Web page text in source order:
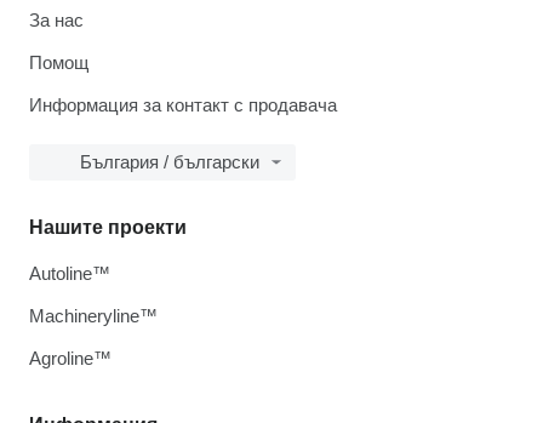
За нас
Помощ
Информация за контакт с продавача
България / български
Нашите проекти
Autoline™
Machineryline™
Agroline™